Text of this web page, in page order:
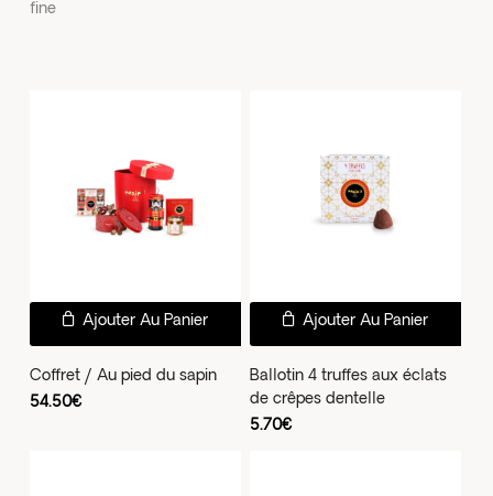
fine
Ajouter Au Panier
Coffret / Au pied du sapin
54.50€
Ajouter Au Panier
Ballotin 4 truffes aux éclats
de crêpes dentelle
5.70€